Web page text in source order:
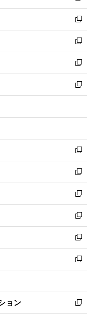
開
く
ウ
で
開
く
ン
ド
ウ
で
開
く
し
い
ウ
ィ
ン
ド
ウ
で
開
新
し
い
ウ
ィ
ン
ド
ウ
開
新
し
い
ウ
ィ
ン
ウ
開
く
新
し
い
ウ
ン
ウ
で
開
く
新
し
ウ
ン
ド
ウ
で
開
く
新
し
い
ウ
ィ
ン
ド
ウ
で
開
く
新
し
い
ウ
ィ
ン
ド
ウ
で
開
新
し
い
ウ
ィ
ン
ド
ウ
開
く
新
し
い
ウ
ィ
ン
ウ
で
開
新
し
い
ウ
ン
ド
ウ
新
し
ウ
ィ
ン
ョン
新